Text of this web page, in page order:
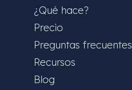
¿Qué hace?
Precio
Preguntas frecuentes
Recursos
Blog